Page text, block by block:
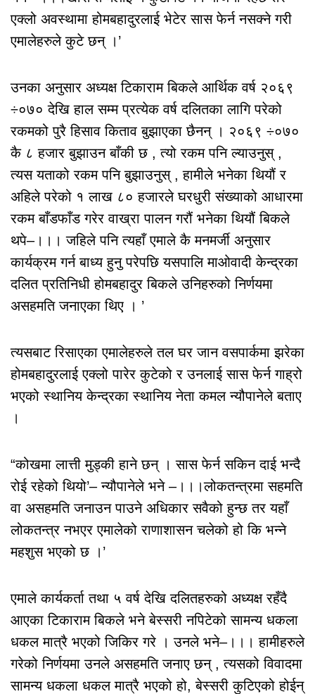
एक्लो अवस्थामा होमबहादुरलाई भेटेर सास फेर्न नसक्ने गरी
एमालेहरुले कुटे छन् ।’
उनका अनुसार अध्यक्ष टिकाराम बिकले आर्थिक वर्ष २०६९
÷०७० देखि हाल सम्म प्रत्येक वर्ष दलितका लागि परेको
रकमको पुरै हिसाव किताव बुझाएका छैनन् । २०६९ ÷०७०
कै ८ हजार बुझाउन बाँकी छ , त्यो रकम पनि ल्याउनुस् ,
त्यस यताको रकम पनि बुझाउनुस् , हामीले भनेका थियौं र
अहिले परेको १ लाख ८० हजारले घरधुरी संख्याको आधारमा
रकम बाँडफाँड गरेर वाख्रा पालन गरौं भनेका थियौं बिकले
थपे–।।। जहिले पनि त्यहाँ एमाले कै मनमर्जी अनुसार
कार्यक्रम गर्न बाध्य हुनु परेपछि यसपालि माओवादी केन्द्रका
दलित प्रतिनिधी होमबहादुर बिकले उनिहरुको निर्णयमा
असहमति जनाएका थिए । ’
त्यसबाट रिसाएका एमालेहरुले तल घर जान वसपार्कमा झरेका
होमबहादुरलाई एक्लो पारेर कुटेको र उनलाई सास फेर्न गाह्रो
भएको स्थानिय केन्द्रका स्थानिय नेता कमल न्यौपानेले बताए
।
“कोखमा लात्ती मुड्की हाने छन् । सास फेर्न सकिन दाई भन्दै
रोई रहेको थियो’– न्यौपानेले भने –।।।लोकतन्त्रमा सहमति
वा असहमति जनाउन पाउने अधिकार सवैको हुन्छ तर यहाँ
लोकतन्त्र नभएर एमालेको राणाशासन चलेको हो कि भन्ने
महशुस भएको छ ।’
एमाले कार्यकर्ता तथा ५ वर्ष देखि दलितहरुको अध्यक्ष रहँदै
आएका टिकाराम बिकले भने बेस्सरी नपिटेको सामन्य धकला
धकल मात्रै भएको जिकिर गरे । उनले भने–।।। हामीहरुले
गरेको निर्णयमा उनले असहमति जनाए छन् , त्यसको विवादमा
सामन्य धकला धकल मात्रै भएको हो, बेस्सरी कुटिएको होईन्